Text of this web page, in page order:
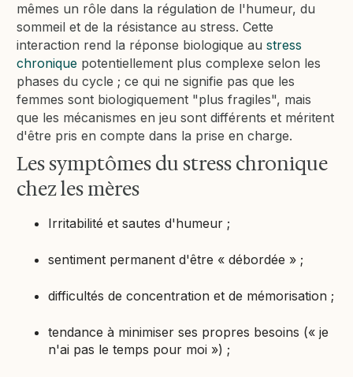
mêmes un rôle dans la régulation de l'humeur, du
sommeil et de la résistance au stress. Cette
interaction rend la réponse biologique austress
chronique potentiellement plus complexe selon les
phases du cycle ; ce qui ne signifie pas que les
femmes sont biologiquement "plus fragiles", mais
que les mécanismes en jeu sont différents et méritent
d'être pris en compte dans la prise en charge.
Les symptômes du stress chronique
chez les mères
Irritabilité et sautes d'humeur ;
sentiment permanent d'être « débordée » ;
difficultés de concentration et de mémorisation ;
tendance à minimiser ses propres besoins (« je
n'ai pas le temps pour moi ») ;